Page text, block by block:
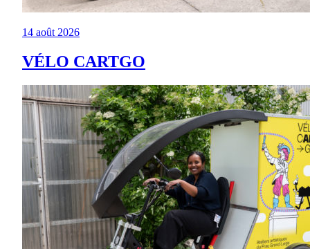
14 août 2026
VÉLO CARTGO